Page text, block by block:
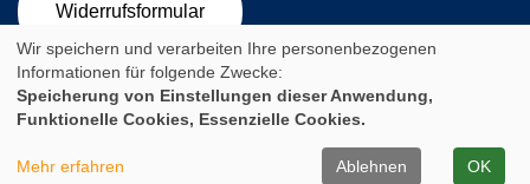
Widerrufsformular
Cookie Einstellungen
Kontrast
Wir speichern und verarbeiten Ihre personenbezogenen
Informationen für folgende Zwecke:
Speicherung von Einstellungen dieser Anwendung,
Funktionelle Cookies, Essenzielle Cookies.
Mehr erfahren Ablehnen OK